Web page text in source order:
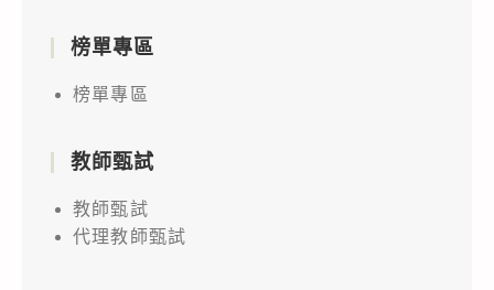
榜單專區
榜單專區
教師甄試
教師甄試
代理教師甄試